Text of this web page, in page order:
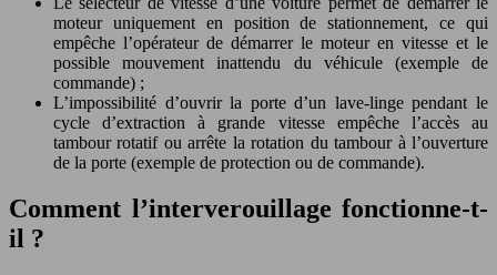
moteur uniquement en position de stationnement, ce qui
empêche l’opérateur de démarrer le moteur en vitesse et le
possible mouvement inattendu du véhicule (exemple de
commande) ;
L’impossibilité d’ouvrir la porte d’un lave-linge pendant le
cycle d’extraction à grande vitesse empêche l’accès au
tambour rotatif ou arrête la rotation du tambour à l’ouverture
de la porte (exemple de protection ou de commande).
Comment l’interverouillage fonctionne-t-
il ?